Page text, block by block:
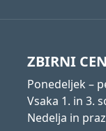
ZBIRNI
Ponedeljek –
Vsaka 1. in 3.
Nedelja in